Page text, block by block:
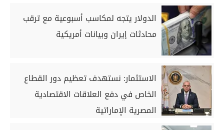
الدولار يتجه لمكاسب أسبوعية مع ترقب
محادثات إيران وبيانات أمريكية
الاستثمار: نستهدف تعظيم دور القطاع
الخاص في دفع العلاقات الاقتصادية
المصرية الإماراتية